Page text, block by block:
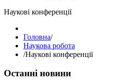
Наукові конференції
Головна/
Наукова робота
/Наукові конференції
Останні новини